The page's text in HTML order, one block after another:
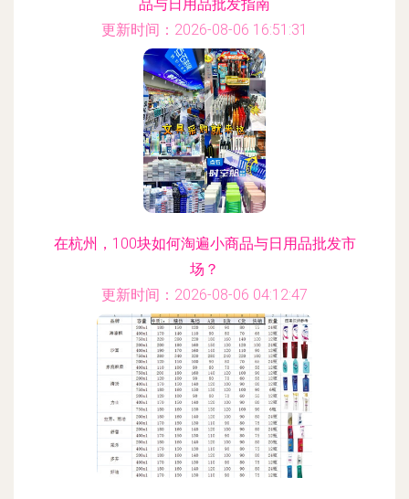
品与日用品批发指南
更新时间：2026-08-06 16:51:31
在杭州，100块如何淘遍小商品与日用品批发市
场？
更新时间：2026-08-06 04:12:47